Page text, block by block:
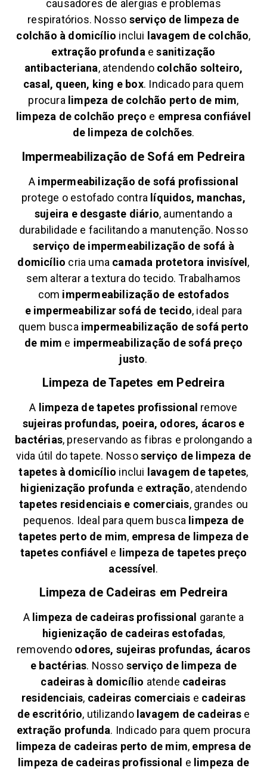
causadores de alergias e problemas
respiratórios. Nosso serviço de limpeza de
colchão à domicílio inclui lavagem de colchão,
extração profunda esanitização
antibacteriana, atendendo colchão solteiro,
casal, queen, king e box. Indicado para quem
procura limpeza de colchão perto de mim,
limpeza de colchão preço e empresa confiável
de limpeza de colchões.
Impermeabilização de Sofá em Pedreira
A impermeabilização de sofá profissional
protege o estofado contra líquidos, manchas,
sujeira e desgaste diário, aumentando a
durabilidade e facilitando a manutenção. Nosso
serviço de impermeabilização de sofá à
domicílio cria uma camada protetora invisível,
sem alterar a textura do tecido. Trabalhamos
com impermeabilização de estofados
e impermeabilizar sofá de tecido, ideal para
quem busca impermeabilização de sofá perto
de mim e impermeabilização de sofá preço
justo.
Limpeza de Tapetes em Pedreira
A limpeza de tapetes profissional remove
sujeiras profundas, poeira, odores, ácaros e
bactérias, preservando as fibras e prolongando a
vida útil do tapete. Nossoserviço de limpeza de
tapetes à domicílio inclui lavagem de tapetes,
higienização profunda e extração, atendendo
tapetes residenciais e comerciais, grandes ou
pequenos. Ideal para quem busca limpeza de
tapetes perto de mim, empresa de limpeza de
tapetes confiável e limpeza de tapetes preço
acessível .
Limpeza de Cadeiras em Pedreira
A limpeza de cadeiras profissional garante a
higienização de cadeiras estofadas,
removendoodores, sujeiras profundas, ácaros
e bactérias. Nosso serviço de limpeza de
cadeiras à domicílio atende cadeiras
residenciais, cadeiras comerciais e cadeiras
de escritório, utilizando lavagem de cadeirase
extração profunda. Indicado para quem procura
limpeza de cadeiras perto de mim, empresa de
limpeza de cadeiras profissional e limpeza de